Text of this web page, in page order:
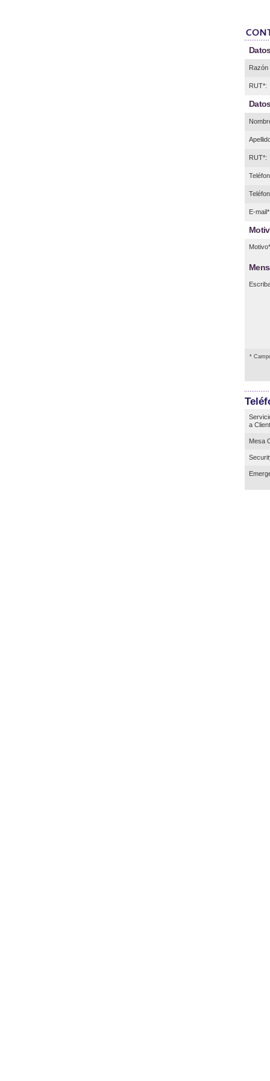
Razón
RUT*:
RUT*:
E-
*
a
Mesa